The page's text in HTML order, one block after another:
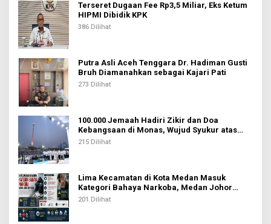
Terseret Dugaan Fee Rp3,5 Miliar, Eks Ketum
HIPMI Dibidik KPK
386 Dilihat
Putra Asli Aceh Tenggara Dr. Hadiman Gusti
Bruh Diamanahkan sebagai Kajari Pati
273 Dilihat
100.000 Jemaah Hadiri Zikir dan Doa
Kebangsaan di Monas, Wujud Syukur atas
Kemerdekaan Indonesia
215 Dilihat
Lima Kecamatan di Kota Medan Masuk
Kategori Bahaya Narkoba, Medan Johor
Tertinggi
201 Dilihat